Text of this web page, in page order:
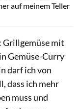
auf meinem Teller
Grillgemüse mit
Gemüse-Curry
darf ich von
dass ich mehr
muss und